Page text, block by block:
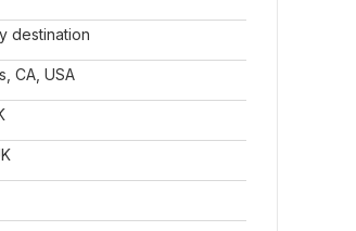
destination
CA, USA